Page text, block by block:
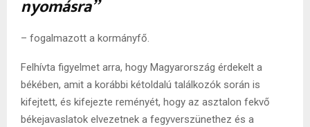
nyomásra”
– fogalmazott a kormányfő.
Felhívta figyelmet arra, hogy Magyarország érdekelt a
békében, amit a korábbi kétoldalú találkozók során is
kifejtett, és kifejezte reményét, hogy az asztalon fekvő
békejavaslatok elvezetnek a fegyverszünethez és a